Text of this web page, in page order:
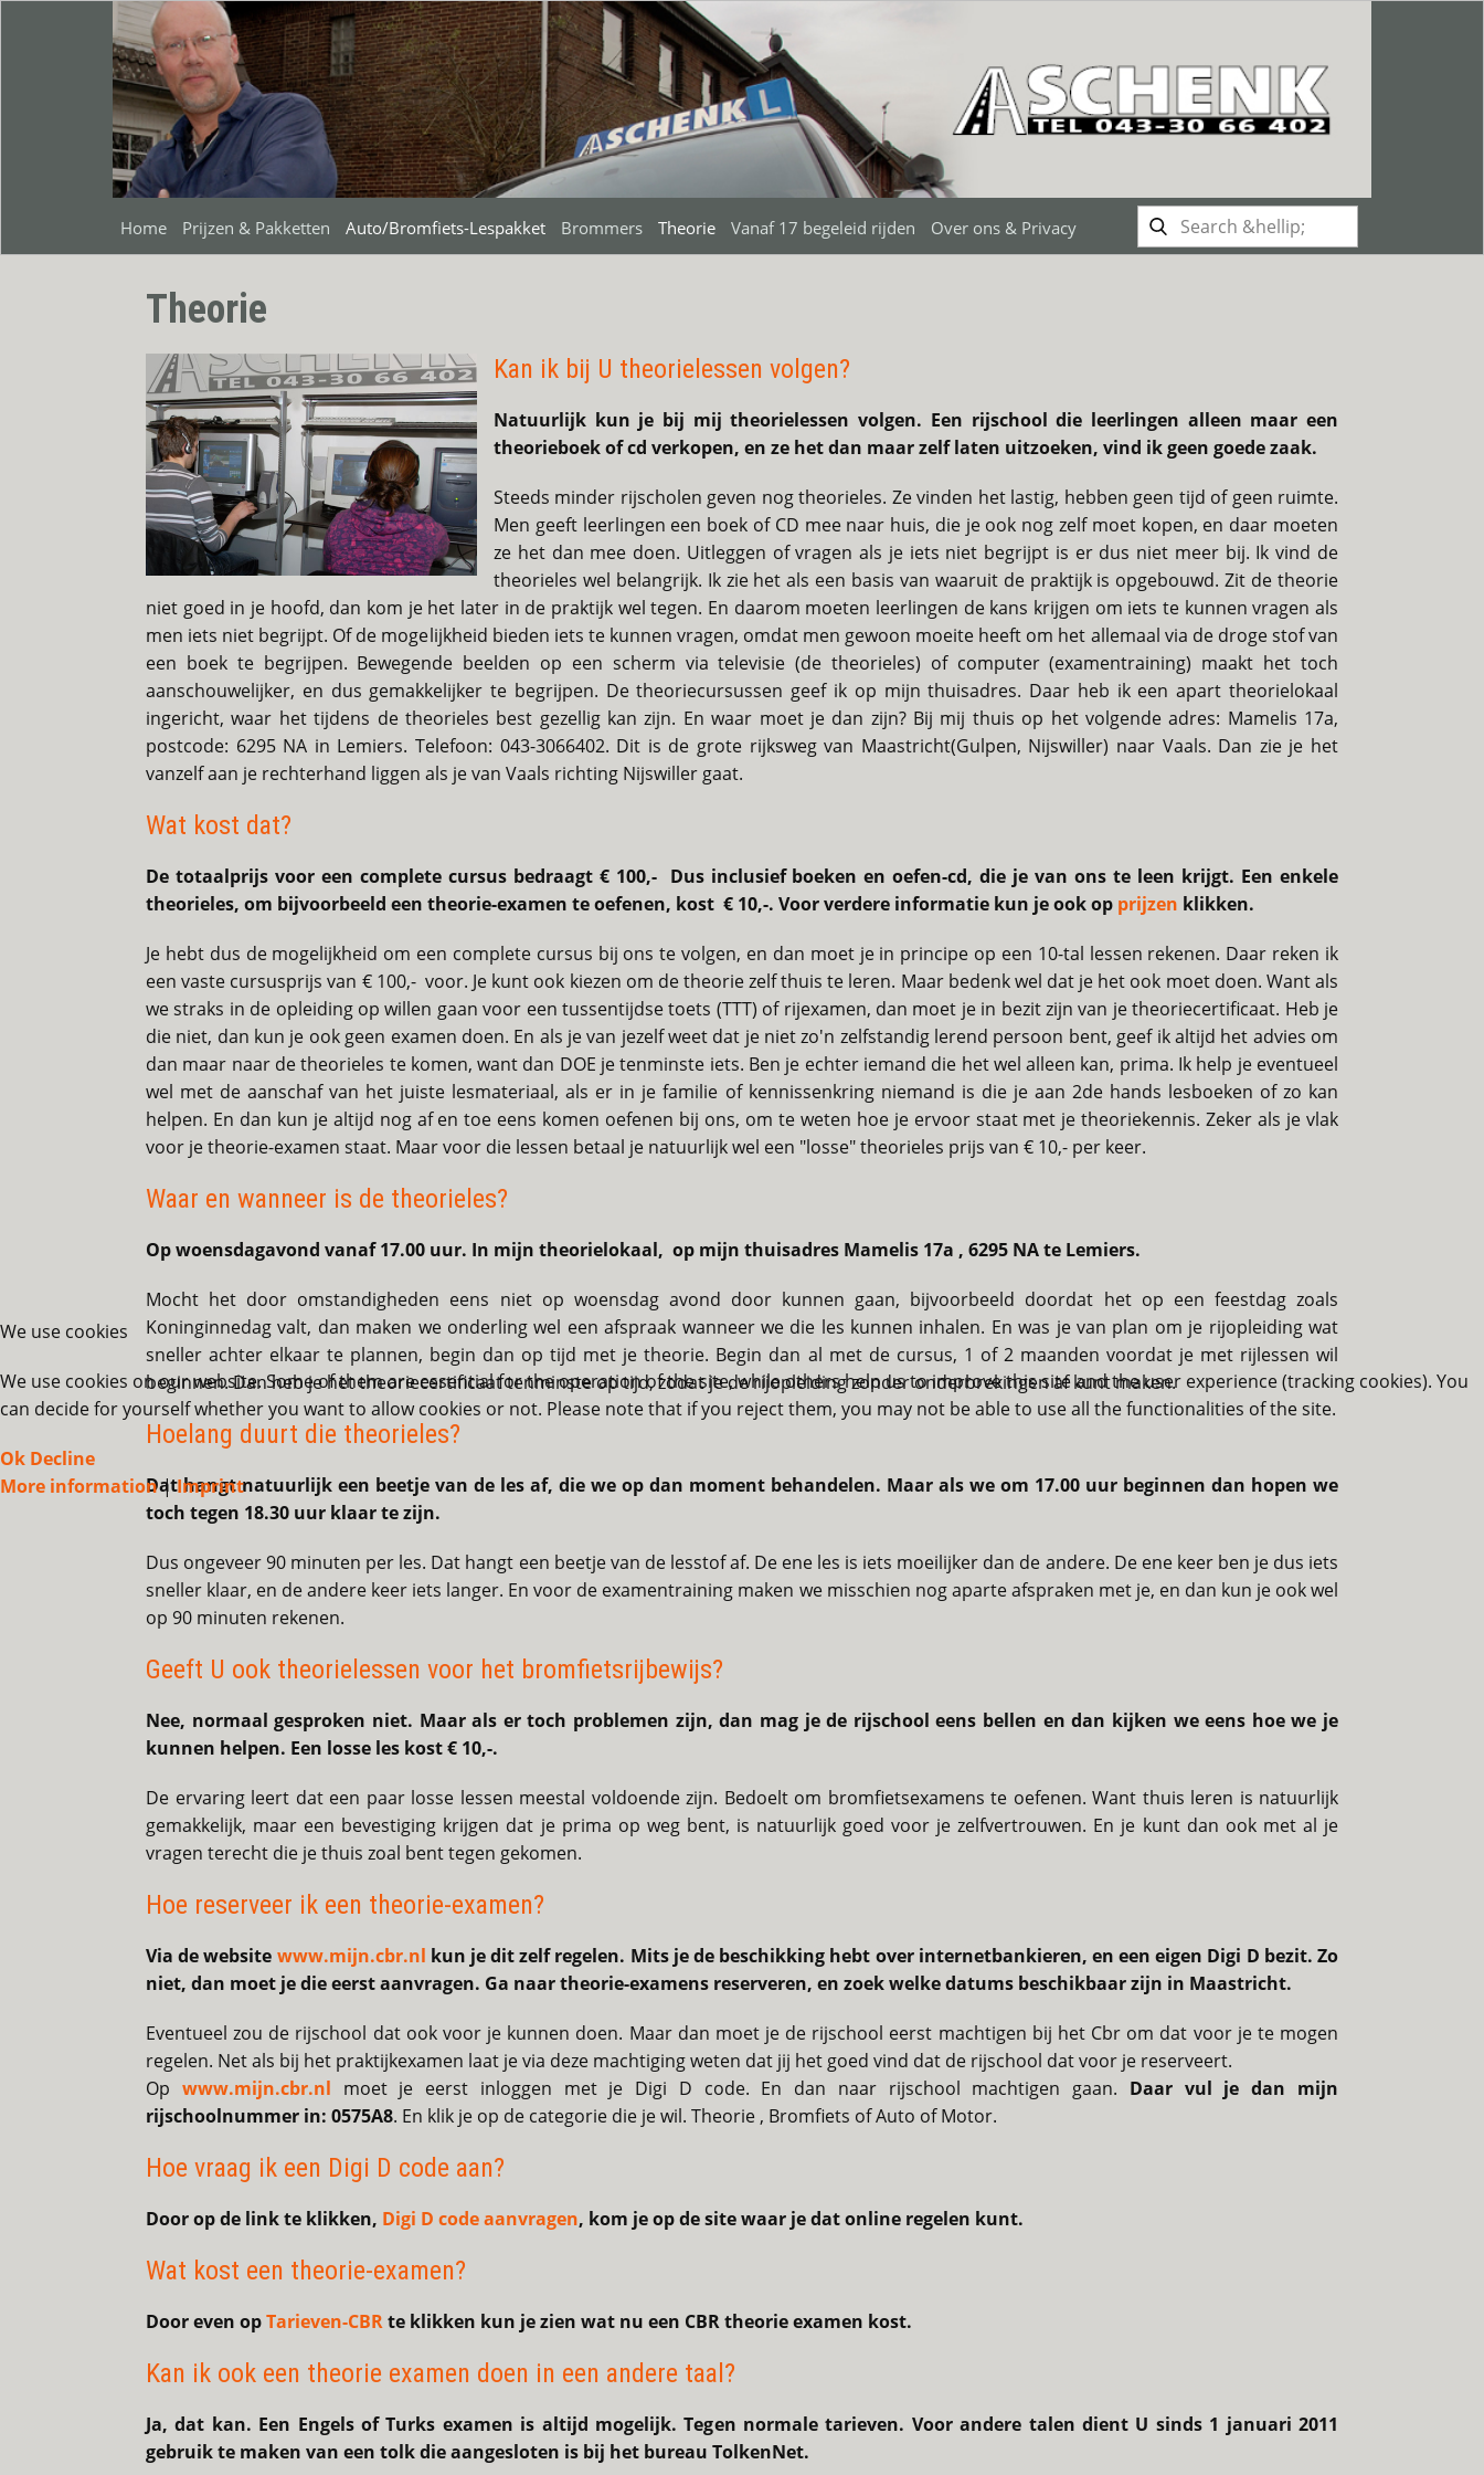
Home Prijzen & Pakketten Auto/Bromfiets-Lespakket Brommers Theorie Vanaf 17 begeleid rijden Over ons & Privacy
Theorie
Kan ik bij U theorielessen volgen?
Natuurlijk kun je bij mij theorielessen volgen. Een rijschool die leerlingen alleen maar een
theorieboek of cd verkopen, en ze het dan maar zelf laten uitzoeken, vind ik geen goede zaak.
Steeds minder rijscholen geven nog theorieles. Ze vinden het lastig, hebben geen tijd of geen ruimte.
Men geeft leerlingen een boek of CD mee naar huis, die je ook nog zelf moet kopen, en daar moeten
ze het dan mee doen. Uitleggen of vragen als je iets niet begrijpt is er dus niet meer bij. Ik vind de
theorieles wel belangrijk. Ik zie het als een basis van waaruit de praktijk is opgebouwd. Zit de theorie
niet goed in je hoofd, dan kom je het later in de praktijk wel tegen. En daarom moeten leerlingen de kans krijgen om iets te kunnen vragen als
men iets niet begrijpt. Of de mogelijkheid bieden iets te kunnen vragen, omdat men gewoon moeite heeft om het allemaal via de droge stof van
een boek te begrijpen. Bewegende beelden op een scherm via televisie (de theorieles) of computer (examentraining) maakt het toch
aanschouwelijker, en dus gemakkelijker te begrijpen. De theoriecursussen geef ik op mijn thuisadres. Daar heb ik een apart theorielokaal
ingericht, waar het tijdens de theorieles best gezellig kan zijn. En waar moet je dan zijn? Bij mij thuis op het volgende adres: Mamelis 17a,
postcode: 6295 NA in Lemiers. Telefoon: 043-3066402. Dit is de grote rijksweg van Maastricht(Gulpen, Nijswiller) naar Vaals. Dan zie je het
vanzelf aan je rechterhand liggen als je van Vaals richting Nijswiller gaat.
Wat kost dat?
De totaalprijs voor een complete cursus bedraagt € 100,- Dus inclusief boeken en oefen-cd, die je van ons te leen krijgt. Een enkele
theorieles, om bijvoorbeeld een theorie-examen te oefenen, kost € 10,-. Voor verdere informatie kun je ook op prijzen klikken.
Je hebt dus de mogelijkheid om een complete cursus bij ons te volgen, en dan moet je in principe op een 10-tal lessen rekenen. Daar reken ik
een vaste cursusprijs van € 100,- voor. Je kunt ook kiezen om de theorie zelf thuis te leren. Maar bedenk wel dat je het ook moet doen. Want als
we straks in de opleiding op willen gaan voor een tussentijdse toets (TTT) of rijexamen, dan moet je in bezit zijn van je theoriecertificaat. Heb je
die niet, dan kun je ook geen examen doen. En als je van jezelf weet dat je niet zo'n zelfstandig lerend persoon bent, geef ik altijd het advies om
dan maar naar de theorieles te komen, want dan DOE je tenminste iets. Ben je echter iemand die het wel alleen kan, prima. Ik help je eventueel
wel met de aanschaf van het juiste lesmateriaal, als er in je familie of kennissenkring niemand is die je aan 2de hands lesboeken of zo kan
helpen. En dan kun je altijd nog af en toe eens komen oefenen bij ons, om te weten hoe je ervoor staat met je theoriekennis. Zeker als je vlak
voor je theorie-examen staat. Maar voor die lessen betaal je natuurlijk wel een "losse" theorieles prijs van € 10,- per keer.
Waar en wanneer is de theorieles?
Op woensdagavond vanaf 17.00 uur. In mijn theorielokaal, op mijn thuisadres Mamelis 17a , 6295 NA te Lemiers.
Mocht het door omstandigheden eens niet op woensdag avond door kunnen gaan, bijvoorbeeld doordat het op een feestdag zoals
Koninginnedag valt, dan maken we onderling wel een afspraak wanneer we die les kunnen inhalen. En was je van plan om je rijopleiding wat
sneller achter elkaar te plannen, begin dan op tijd met je theorie. Begin dan al met de cursus, 1 of 2 maanden voordat je met rijlessen wil
beginnen. Dan heb je het theoriecertificaat tenminste op tijd, zodat je de rijopleiding zonder onderbrekingen af kunt maken.
Hoelang duurt die theorieles?
Dat hangt natuurlijk een beetje van de les af, die we op dan moment behandelen. Maar als we om 17.00 uur beginnen dan hopen we
toch tegen 18.30 uur klaar te zijn.
Dus ongeveer 90 minuten per les. Dat hangt een beetje van de lesstof af. De ene les is iets moeilijker dan de andere. De ene keer ben je dus iets
sneller klaar, en de andere keer iets langer. En voor de examentraining maken we misschien nog aparte afspraken met je, en dan kun je ook wel
op 90 minuten rekenen.
Geeft U ook theorielessen voor het bromfietsrijbewijs?
Nee, normaal gesproken niet. Maar als er toch problemen zijn, dan mag je de rijschool eens bellen en dan kijken we eens hoe we je
kunnen helpen. Een losse les kost € 10,-.
De ervaring leert dat een paar losse lessen meestal voldoende zijn. Bedoelt om bromfietsexamens te oefenen. Want thuis leren is natuurlijk
gemakkelijk, maar een bevestiging krijgen dat je prima op weg bent, is natuurlijk goed voor je zelfvertrouwen. En je kunt dan ook met al je
vragen terecht die je thuis zoal bent tegen gekomen.
Hoe reserveer ik een theorie-examen?
Via de website www.mijn.cbr.nl kun je dit zelf regelen. Mits je de beschikking hebt over internetbankieren, en een eigen Digi D bezit. Zo
niet, dan moet je die eerst aanvragen. Ga naar theorie-examens reserveren, en zoek welke datums beschikbaar zijn in Maastricht.
Eventueel zou de rijschool dat ook voor je kunnen doen. Maar dan moet je de rijschool eerst machtigen bij het Cbr om dat voor je te mogen
regelen. Net als bij het praktijkexamen laat je via deze machtiging weten dat jij het goed vind dat de rijschool dat voor je reserveert.
Op www.mijn.cbr.nl moet je eerst inloggen met je Digi D code. En dan naar rijschool machtigen gaan. Daar vul je dan mijn
rijschoolnummer in: 0575A8. En klik je op de categorie die je wil. Theorie , Bromfiets of Auto of Motor.
Hoe vraag ik een Digi D code aan?
Door op de link te klikken, Digi D code aanvragen, kom je op de site waar je dat online regelen kunt.
Wat kost een theorie-examen?
Door even opTarieven-CBRte klikken kun je zien wat nu een CBR theorie examen kost.
Kan ik ook een theorie examen doen in een andere taal?
Ja, dat kan. Een Engels of Turks examen is altijd mogelijk. Tegen normale tarieven. Voor andere talen dient U sinds 1 januari 2011
gebruik te maken van een tolk die aangesloten is bij het bureau TolkenNet.
We use cookies
We use cookies on our website. Some of them are essential for the operation of the site, while others help us to improve this site and the user experience (tracking cookies). You
can decide for yourself whether you want to allow cookies or not. Please note that if you reject them, you may not be able to use all the functionalities of the site.
Ok Decline
More information|Imprint